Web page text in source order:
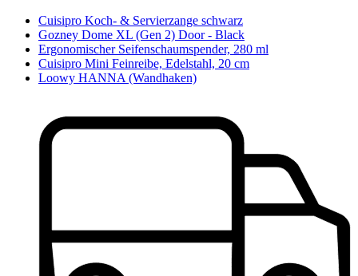
Cuisipro Koch- & Servierzange schwarz
Gozney Dome XL (Gen 2) Door - Black
Ergonomischer Seifenschaumspender, 280 ml
Cuisipro Mini Feinreibe, Edelstahl, 20 cm
Loowy HANNA (Wandhaken)